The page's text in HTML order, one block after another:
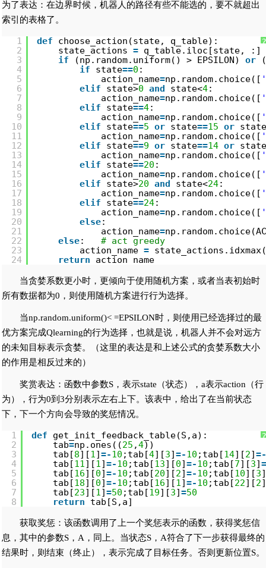
为了表达：在边界时候，机器人的路径有些不能选的，要不就超出
索引的表格了。
?
1
2
3
4
5
6
7
8
9
10
11
12
13
14
15
16
17
18
19
20
21
22
23
24
def
choose_action(state, q_table):
state_actions = q_table.iloc[state, :]
if
(np.random.uniform() > EPSILON) or
if
state==0 :
action_name=np.random.choice([
elif
state>0 and state<4:
action_name=np.random.choice([
elif
state==4:
action_name=np.random.choice([
elif
state==5 or state==15 or state
action_name=np.random.choice([
elif
state==9 or state==14 or state
action_name=np.random.choice([
elif
state==20 :
action_name=np.random.choice([
elif
state>20 and state<24:
action_name=np.random.choice([
elif
state==24:
action_name=np.random.choice([
else:
action_name=
else: # act greedy
action_name =
return
action_name
当贪婪系数更小时，更倾向于使用随机方案，或者当表初始时
所有数据都为0，则使用随机方案进行行为选择。
当np.random.uniform()< =EPSILON时，则使用已经选择过的最
优方案完成Qlearning的行为选择，也就是说，机器人并不会对远方
的未知目标表示贪婪。（这里的表达是和上述公式的贪婪系数大小
的作用是相反过来的）
奖赏表达：函数中参数S，表示state（状态），a表示action（行
为），行为0到3分别表示左右上下。该表中，给出了在当前状态
下，下一个方向会导致的奖惩情况。
?
1
2
3
4
5
6
7
8
def
get_init_feedback_table(S,a):
tab=np.ones((25 ,4))
tab[8][1]=-10 ;tab[4][3]=-10 ;tab[14][2]=-
tab[11][1]=-10 ;tab[13][0]=-10 ;tab[7][3]=
tab[16][0]=-10 ;tab[20][2]=-10 ;tab[10][3]
tab[18][0]=-10 ;tab[16][1]=-10 ;tab[22][2]
tab[23][1]=50 ;tab[19][3]=50
return
tab[S,a]
获取奖惩：该函数调用了上一个奖惩表示的函数，获得奖惩信
息，其中的参数S，A，同上。当状态S，A符合了下一步获得最终的
结果时，则结束（终止），表示完成了目标任务。否则更新位置S。